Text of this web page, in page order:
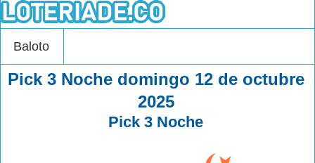
Baloto
Pick 3 Noche domingo 12 de octubre
2025
Pick 3 Noche